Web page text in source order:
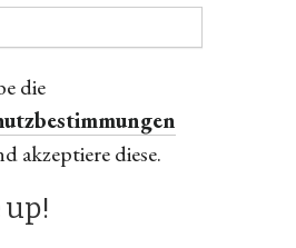
die
akzeptiere diese.